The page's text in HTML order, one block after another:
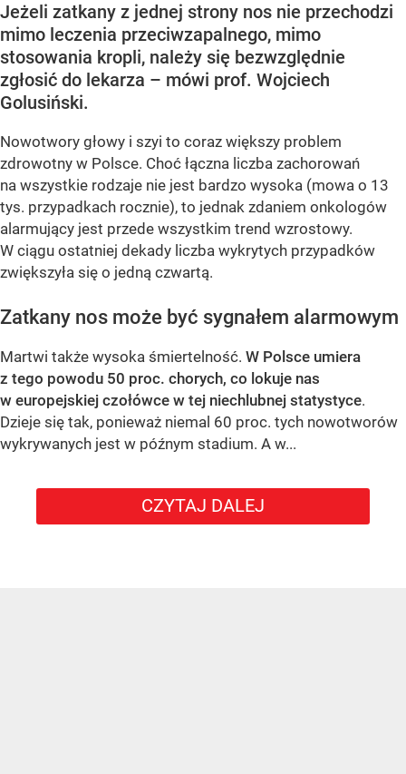
Jeżeli zatkany z jednej strony nos nie przechodzi
mimo leczenia przeciwzapalnego, mimo
stosowania kropli, należy się bezwzględnie
zgłosić do lekarza – mówi prof. Wojciech
Golusiński.
Nowotwory głowy i szyi to coraz większy problem
zdrowotny w Polsce. Choć łączna liczba zachorowań
na wszystkie rodzaje nie jest bardzo wysoka (mowa o 13
tys. przypadkach rocznie), to jednak zdaniem onkologów
alarmujący jest przede wszystkim trend wzrostowy.
W ciągu ostatniej dekady liczba wykrytych przypadków
zwiększyła się o jedną czwartą.
Zatkany nos może być sygnałem alarmowym
Martwi także wysoka śmiertelność. W Polsce umiera
z tego powodu 50 proc. chorych, co lokuje nas
w europejskiej czołówce w tej niechlubnej statystyce.
Dzieje się tak, ponieważ niemal 60 proc. tych nowotworów
wykrywanych jest w późnym stadium. A w...
CZYTAJ DALEJ